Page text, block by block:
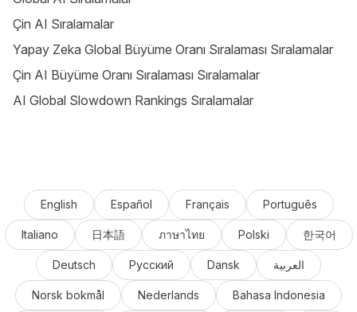
Çin AI Sıralamalar
Yapay Zeka Global Büyüme Oranı Sıralaması Sıralamalar
Çin AI Büyüme Oranı Sıralaması Sıralamalar
AI Global Slowdown Rankings Sıralamalar
English Español Français Português
Italiano 日本語 ภาษาไทย Polski 한국어
Deutsch Русский Dansk العربية
Norsk bokmål Nederlands Bahasa Indonesia